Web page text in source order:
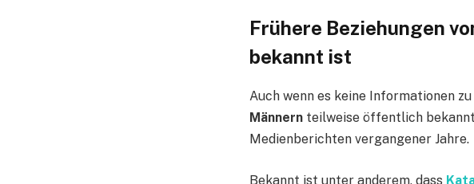
Frühere Beziehungen
bekannt ist
Auch wenn es keine Informationen
Männern teilweise öffentlich
Medienberichten vergangener Jahre.
Bekannt ist unter anderem, dass